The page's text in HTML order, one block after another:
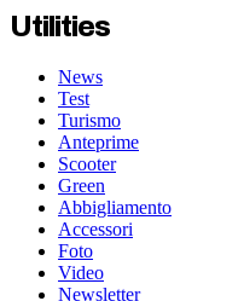
Utilities
News
Test
Turismo
Anteprime
Scooter
Green
Abbigliamento
Accessori
Foto
Video
Newsletter